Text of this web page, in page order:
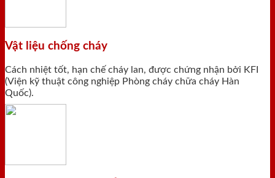
Vật liệu chống cháy
Cách nhiệt tốt, hạn chế cháy lan, được chứng nhận bởi KFI
(Viện kỹ thuật công nghiệp Phòng cháy chữa cháy Hàn
Quốc).